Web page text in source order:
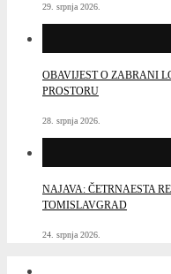
29. srpnja 2026.
OBAVIJEST O ZABRANI
PROSTORU
28. srpnja 2026.
NAJAVA: ČETRNAESTA
TOMISLAVGRAD
24. srpnja 2026.